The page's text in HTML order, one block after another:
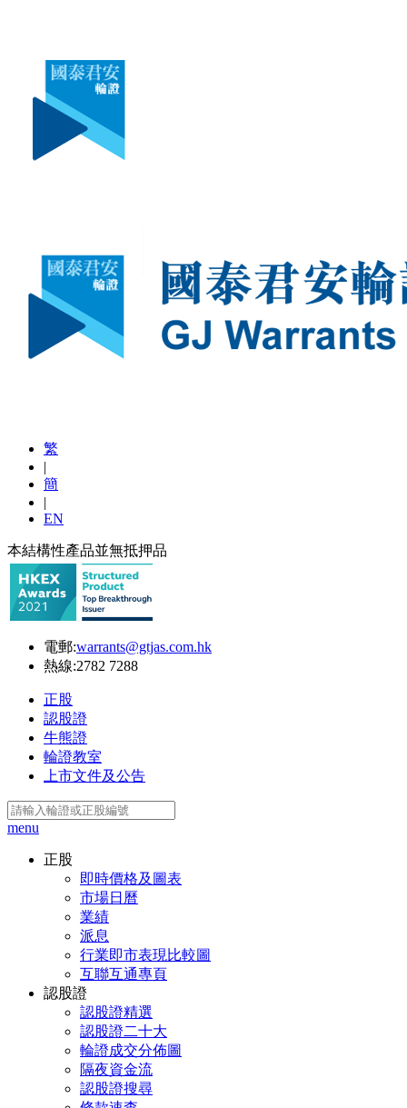
繁
|
簡
|
EN
本結構性產品並無抵押品
電郵:warrants@gtjas.com.hk
熱線:2782 7288
正股
認股證
牛熊證
輪證教室
上市文件及公告
menu
正股
即時價格及圖表
市場日曆
業績
派息
行業即市表現比較圖
互聯互通專頁
認股證
認股證精選
認股證二十大
輪證成交分佈圖
隔夜資金流
認股證搜尋